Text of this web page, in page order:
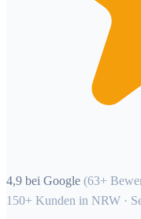
4,9 bei Google (63+
150+ Kunden in NRW ·